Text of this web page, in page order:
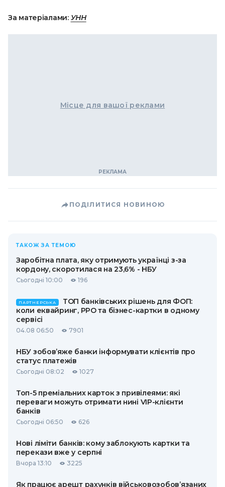
За матеріалами: УНН
Місце для вашої реклами
ПОДІЛИТИСЯ НОВИНОЮ
ТАКОЖ ЗА ТЕМОЮ
Заробітна плата, яку отримують українці з-за
кордону, скоротилася на 23,6% - НБУ
Сьогодні 10:00 196
ПАРТНЕРСЬКА
ТОП банківських рішень для ФОП:
коли еквайринг, РРО та бізнес-картки в одному
сервісі
04.08 06:50 7901
НБУ зобов’яже банки інформувати клієнтів про
статус платежів
Сьогодні 08:02 1027
Топ-5 преміальних карток з привілеями: які
переваги можуть отримати нині VIP-клієнти
банків
Сьогодні 06:50 626
Нові ліміти банків: кому заблокують картки та
перекази вже у серпні
Вчора 13:10 3225
Як працює арешт рахунків військовозобов’язаних